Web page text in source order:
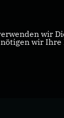
wir
wir